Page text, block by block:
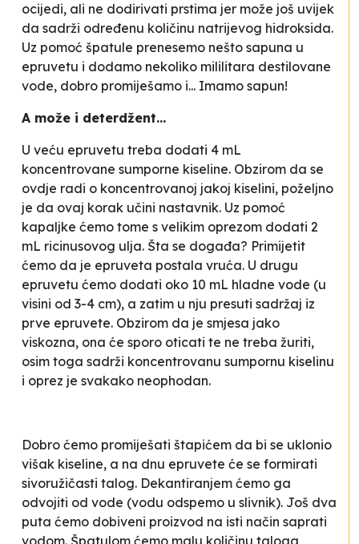
ocijedi, ali ne dodirivati prstima jer može još uvijek
da sadrži određenu količinu natrijevog hidroksida.
Uz pomoć špatule prenesemo nešto sapuna u
epruvetu i dodamo nekoliko mililitara destilovane
vode, dobro promiješamo i... Imamo sapun!
A može i deterdžent...
U veću epruvetu treba dodati 4 mL
koncentrovane sumporne kiseline. Obzirom da se
ovdje radi o koncentrovanoj jakoj kiselini, poželjno
je da ovaj korak učini nastavnik. Uz pomoć
kapaljke ćemo tome s velikim oprezom dodati 2
mL ricinusovog ulja. Šta se događa? Primijetit
ćemo da je epruveta postala vruća. U drugu
epruvetu ćemo dodati oko 10 mL hladne vode (u
visini od 3-4 cm), a zatim u nju presuti sadržaj iz
prve epruvete. Obzirom da je smjesa jako
viskozna, ona će sporo oticati te ne treba žuriti,
osim toga sadrži koncentrovanu sumpornu kiselinu
i oprez je svakako neophodan.
Dobro ćemo promiješati štapićem da bi se uklonio
višak kiseline, a na dnu epruvete će se formirati
sivoružičasti talog. Dekantiranjem ćemo ga
odvojiti od vode (vodu odspemo u slivnik). Još dva
puta ćemo dobiveni proizvod na isti način saprati